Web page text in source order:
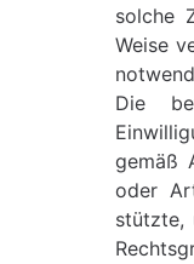
solche
Weise
Die
gemäß
oder
stützte,